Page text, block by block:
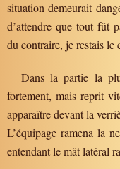
situation demeurait
d’attendre que tout fût
du contraire, je restais le
Dans la partie la
fortement, mais reprit
apparaître devant la
L’équipage ramena la
entendant le mât latéral